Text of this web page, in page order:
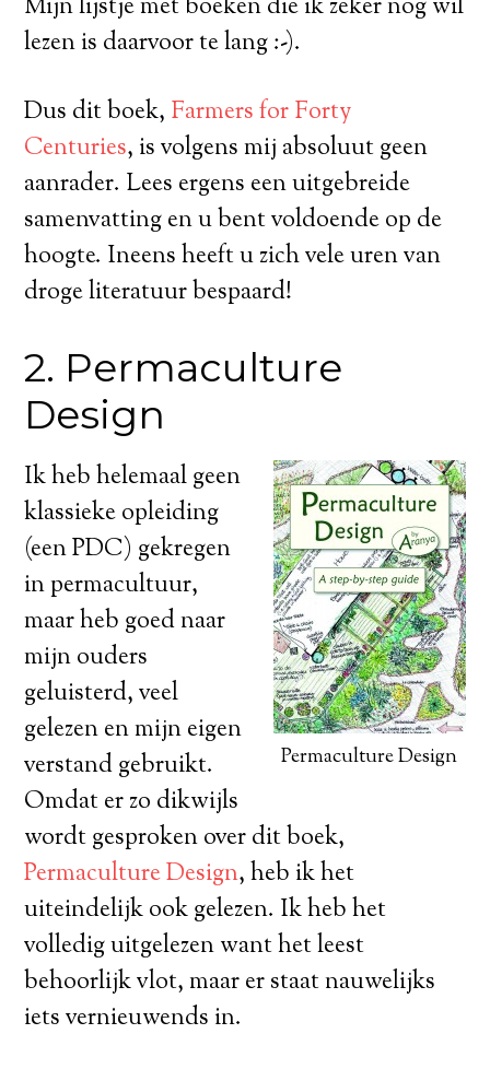
Mijn lijstje met boeken die ik zeker nog wil
lezen is daarvoor te lang :-).
Dus dit boek, Farmers for Forty
Centuries, is volgens mij absoluut geen
aanrader. Lees ergens een uitgebreide
samenvatting en u bent voldoende op de
hoogte. Ineens heeft u zich vele uren van
droge literatuur bespaard!
2. Permaculture
Design
Permaculture Design
Ik heb helemaal geen
klassieke opleiding
(een PDC) gekregen
in permacultuur,
maar heb goed naar
mijn ouders
geluisterd, veel
gelezen en mijn eigen
verstand gebruikt.
Omdat er zo dikwijls
wordt gesproken over dit boek,
Permaculture Design, heb ik het
uiteindelijk ook gelezen. Ik heb het
volledig uitgelezen want het leest
behoorlijk vlot, maar er staat nauwelijks
iets vernieuwends in.